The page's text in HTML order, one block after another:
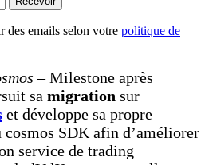
des emails selon votre politique de
– Milestone après
sa migration sur
et développe sa propre
cosmos SDK afin d’améliorer
service de trading